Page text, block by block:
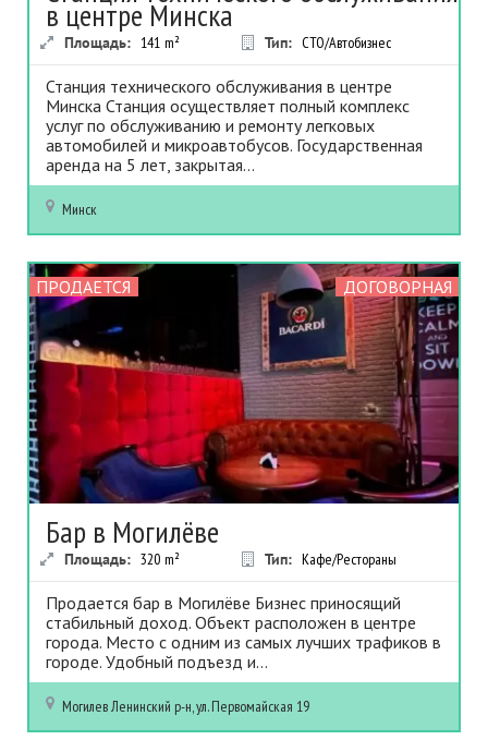
в центре Минска
Площадь: 141 m² Тип: СТО/Автобизнес
Станция технического обслуживания в центре
Минска Станция осуществляет полный комплекс
услуг по обслуживанию и ремонту легковых
автомобилей и микроавтобусов. Государственная
аренда на 5 лет, закрытая...
Минск
ПРОДАЕТСЯ ДОГОВОРНАЯ
Бар в Могилёве
Площадь: 320 m² Тип: Кафе/Рестораны
Продается бар в Могилёве Бизнес приносящий
стабильный доход. Объект расположен в центре
города. Место с одним из самых лучших трафиков в
городе. Удобный подъезд и...
МогилевЛенинский р-н, ул. Первомайская 19